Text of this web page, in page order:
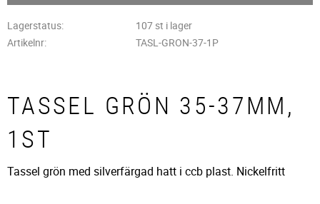
Lagerstatus
107 st i lager
Artikelnr
TASL-GRON-37-1P
TASSEL GRÖN 35-37MM,
1ST
Tassel grön med silverfärgad hatt i ccb plast. Nickelfritt